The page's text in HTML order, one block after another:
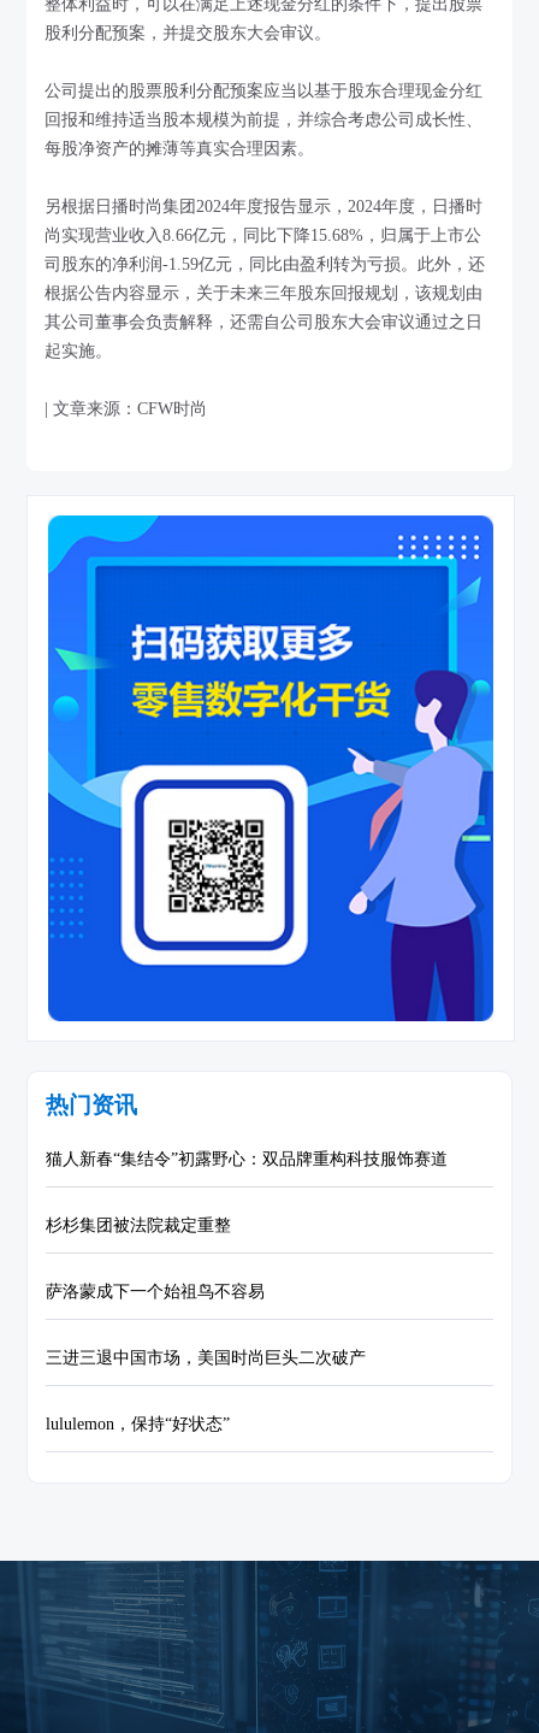
整体利益时，可以在满足上述现金分红的条件下，提出股票
股利分配预案，并提交股东大会审议。
公司提出的股票股利分配预案应当以基于股东合理现金分红
回报和维持适当股本规模为前提，并综合考虑公司成长性、
每股净资产的摊薄等真实合理因素。
另根据日播时尚集团2024年度报告显示，2024年度，日播时
尚实现营业收入8.66亿元，同比下降15.68%，归属于上市公
司股东的净利润-1.59亿元，同比由盈利转为亏损。此外，还
根据公告内容显示，关于未来三年股东回报规划，该规划由
其公司董事会负责解释，还需自公司股东大会审议通过之日
起实施。
| 文章来源：CFW时尚
热门资讯
猫人新春“集结令”初露野心：双品牌重构科技服饰赛道
杉杉集团被法院裁定重整
萨洛蒙成下一个始祖鸟不容易
三进三退中国市场，美国时尚巨头二次破产
lululemon，保持“好状态”